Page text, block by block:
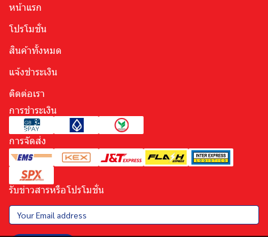
หน้าแรก
โปรโมชั่น
สินค้าทั้งหมด
แจ้งชำระเงิน
ติดต่อเรา
การชำระเงิน
การจัดส่ง
รับข่าวสารหรือโปรโมชั่น